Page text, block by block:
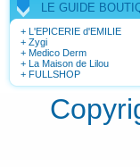
LE GUIDE
+ L'EPICERIE d'EMILIE
+ Zygi
+ Medico Derm
+ La Maison de Lilou
+ FULLSHOP